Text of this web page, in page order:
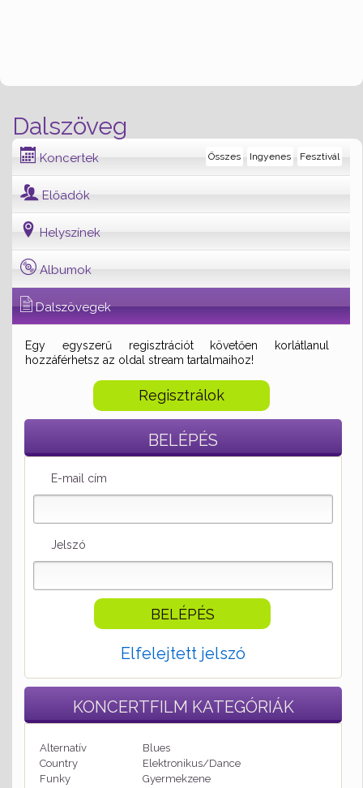
Dalszöveg
Koncertek Fesztivál
Ingyenes
Összes
Előadók
Helyszínek
Albumok
Dalszövegek
Egy egyszerű regisztrációt követően korlátlanul
hozzáférhetsz az oldal stream tartalmaihoz!
Regisztrálok
BELÉPÉS
E-mail cím
Jelszó
Elfelejtett jelszó
KONCERTFILM KATEGÓRIÁK
Alternatív
Blues
Country
Elektronikus/Dance
Funky
Gyermekzene